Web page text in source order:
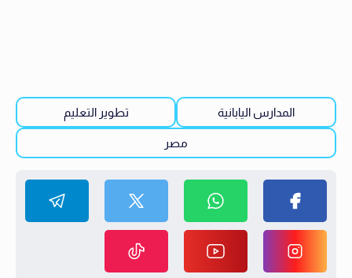
المدارس اليابانية تطوير التعليم
مصر